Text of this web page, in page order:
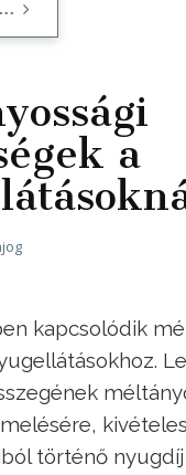
a
kapcsolódik
kivételes
történő nyugdíj